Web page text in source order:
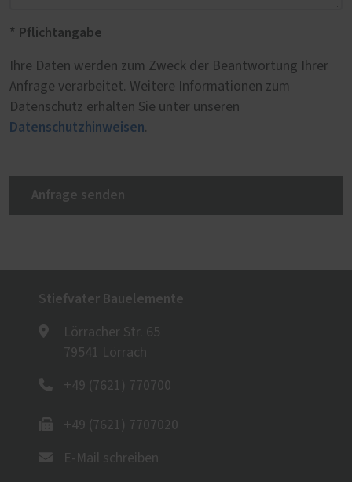
* Pflichtangabe
Ihre Daten werden zum Zweck der Beantwortung Ihrer
Anfrage verarbeitet. Weitere Informationen zum
Datenschutz erhalten Sie unter unseren
Datenschutzhinweisen.
Anfrage senden
Stiefvater Bauelemente
Lörracher Str. 65
79541 Lörrach
+49 (7621) 770700
+49 (7621) 7707020
E-Mail schreiben